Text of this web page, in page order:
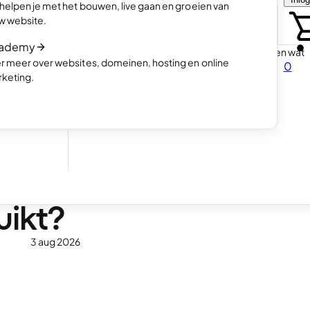
je met het bouwen, live gaan en groeien van
website.
meer over websites, domeinen, hosting en online
0
Kies hoe jij je website wil maken
Ontdek hoe een AI website bouwer werkt en wat
voor prompts je kan gebruiken
en
3 aug 2026